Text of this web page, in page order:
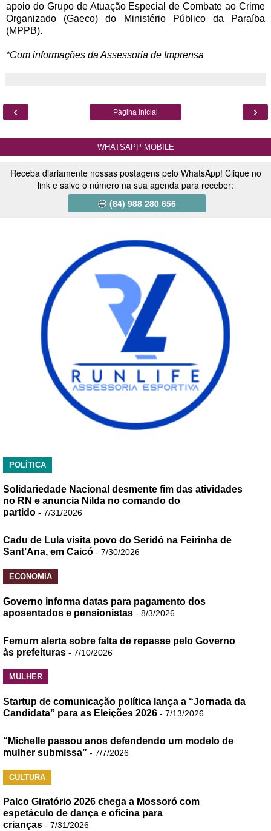
apoio do Grupo de Atuação Especial de Combate ao Crime
Organizado (Gaeco) do Ministério Público da Paraíba
(MPPB).
*Com informações da Assessoria de Imprensa
‹ ›
Página inicial
WHATSAPP MOBILE
Receba diariamente nossas postagens pelo WhatsApp! Clique no
link e salve o número na sua agenda para receber:
(84) 988 280 656
POLÍTICA
Solidariedade Nacional desmente fim das atividades
no RN e anuncia Nilda no comando do
partido - 7/31/2026
Cadu de Lula visita povo do Seridó na Feirinha de
Sant’Ana, em Caicó - 7/30/2026
ECONOMIA
Governo informa datas para pagamento dos
aposentados e pensionistas - 8/3/2026
Femurn alerta sobre falta de repasse pelo Governo
às prefeituras - 7/10/2026
MULHER
Startup de comunicação política lança a “Jornada da
Candidata” para as Eleições 2026 - 7/13/2026
“Michelle passou anos defendendo um modelo de
mulher submissa” - 7/7/2026
CULTURA
Palco Giratório 2026 chega a Mossoró com
espetáculo de dança e oficina para
crianças - 7/31/2026